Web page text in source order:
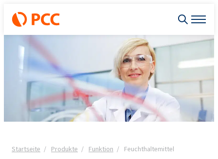
Startseite Produkte Funktion Feuchthaltemittel